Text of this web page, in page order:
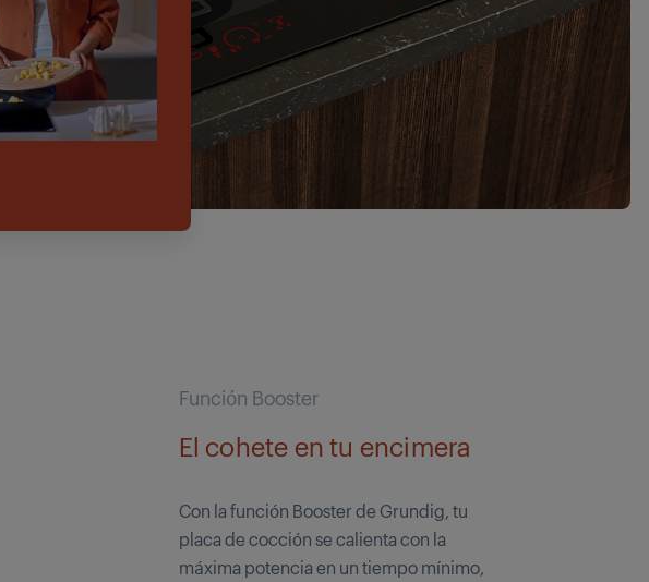
Función Booster
El cohete en tu encimera
Con la función Booster de Grundig, tu
placa de cocción se calienta con la
máxima potencia en un tiempo mínimo,